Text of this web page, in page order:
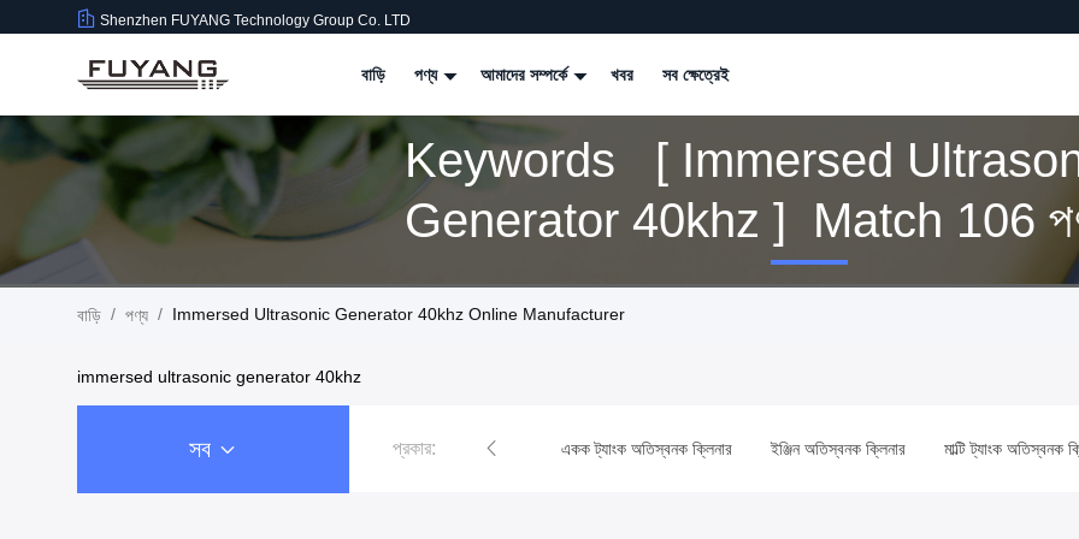
Shenzhen FUYANG Technology Group Co. LTD
বাড়ি পণ্য আমাদের সম্পর্কে খবর সব ক্ষেত্রেই
Keywords [ Immersed
Generator 40khz ] Match 106
বাড়ি / পণ্য / Immersed Ultrasonic Generator 40khz Online Manufacturer
immersed ultrasonic generator 40khz
সব প্রকার:
বড় শিল্প অতিস্বনক ক্লিনার একক ট্যাংক অতিস্বনক ক্লিনার ইঞ্জিন অতিস্বনক ক্লিনার মাল্টি ট্যাংক অতিস্বনক